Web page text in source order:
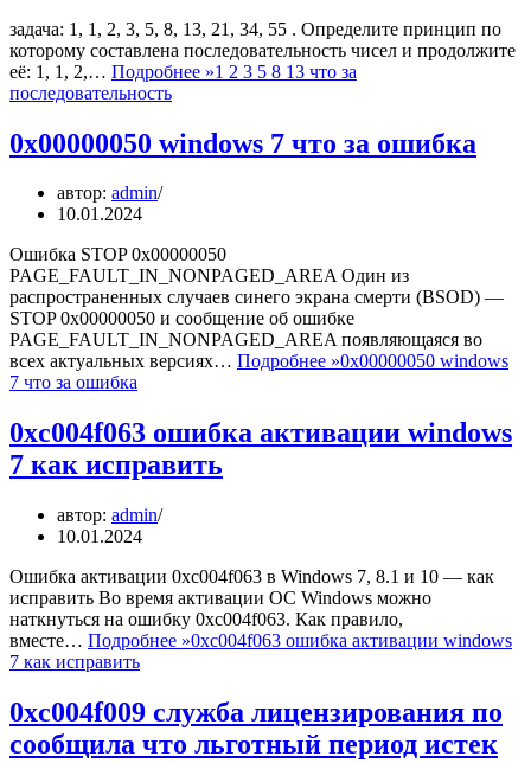
задача: 1, 1, 2, 3, 5, 8, 13, 21, 34, 55 . Определите принцип по
которому составлена последовательность чисел и продолжите
её: 1, 1, 2,… Подробнее »1 2 3 5 8 13 что за
последовательность
0х00000050 windows 7 что за ошибка
автор: admin
10.01.2024
Ошибка STOP 0x00000050
PAGE_FAULT_IN_NONPAGED_AREA Один из
распространенных случаев синего экрана смерти (BSOD) —
STOP 0x00000050 и сообщение об ошибке
PAGE_FAULT_IN_NONPAGED_AREA появляющаяся во
всех актуальных версиях… Подробнее »0х00000050 windows
7 что за ошибка
0xc004f063 ошибка активации windows
7 как исправить
автор: admin
10.01.2024
Ошибка активации 0xc004f063 в Windows 7, 8.1 и 10 — как
исправить Во время активации ОС Windows можно
наткнуться на ошибку 0xc004f063. Как правило,
вместе… Подробнее »0xc004f063 ошибка активации windows
7 как исправить
0xc004f009 служба лицензирования по
сообщила что льготный период истек